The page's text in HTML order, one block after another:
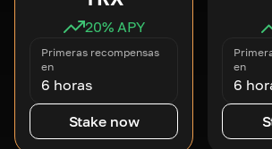
20% APY
Primeras recompensas
en
6 horas
Stake now
en
6